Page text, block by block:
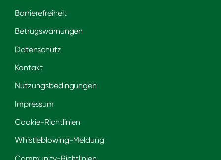
Barrierefreiheit
Betrugswarnungen
Datenschutz
Kontakt
Nutzungsbedingungen
Impressum
Cookie-Richtlinien
Whistleblowing-Meldung